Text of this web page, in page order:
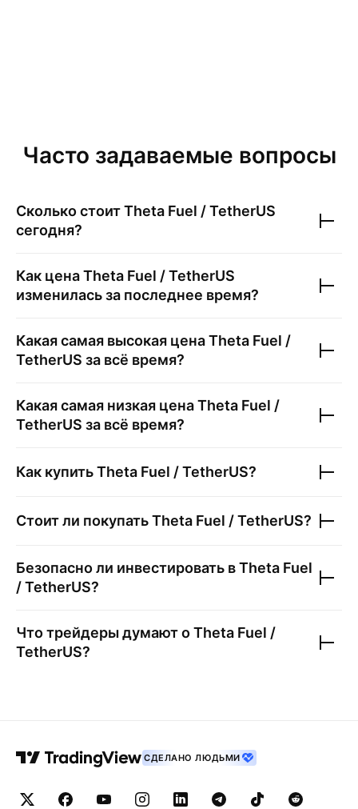
Часто задаваемые вопросы
Сколько стоитTheta Fuel / TetherUS
сегодня?
Как ценаTheta Fuel / TetherUS
изменилась за последнее время?
Какая самая высокая ценаTheta Fuel /
TetherUS за всё время?
Какая самая низкая ценаTheta Fuel /
TetherUS за всё время?
Как купитьTheta Fuel / TetherUS?
Стоит ли покупатьTheta Fuel / TetherUS?
Безопасно ли инвестировать вTheta Fuel
/ TetherUS?
Что трейдеры думают оTheta Fuel /
TetherUS?
СДЕЛАНО ЛЮДЬМИ